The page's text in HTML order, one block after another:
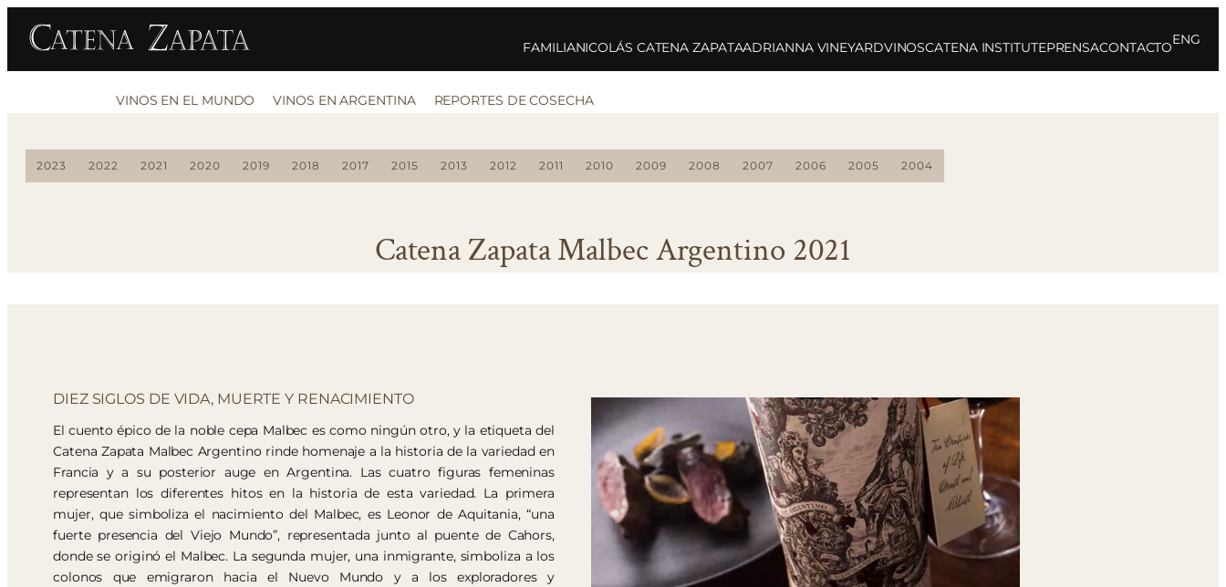
FAMILIANICOLÁS CATENA ZAPATAADRIANNA VINEYARDVINOSCATENA INSTITUTEPRENSACONTACTO
ENG
VINOS EN EL MUNDO VINOS EN ARGENTINA REPORTES DE COSECHA
2023 2022 2021 2020 2019 2018 2017 2015 2013 2012 2011 2010 2009 2008 2007 2006 2005 2004
Catena Zapata Malbec Argentino 2021
DIEZ SIGLOS DE VIDA, MUERTE Y RENACIMIENTO
El cuento épico de la noble cepa Malbec es como ningún otro, y la etiqueta del
Catena Zapata Malbec Argentino rinde homenaje a la historia de la variedad en
Francia y a su posterior auge en Argentina. Las cuatro figuras femeninas
representan los diferentes hitos en la historia de esta variedad. La primera
mujer, que simboliza el nacimiento del Malbec, es Leonor de Aquitania, “una
fuerte presencia del Viejo Mundo”, representada junto al puente de Cahors,
donde se originó el Malbec. La segunda mujer, una inmigrante, simboliza a los
colonos que emigraron hacia el Nuevo Mundo y a los exploradores y